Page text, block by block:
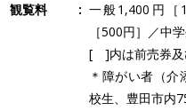
観覧料
一般1,400円［
［500円］／中
[ ]内は前売券及
＊障がい者（
校生、豊田市内